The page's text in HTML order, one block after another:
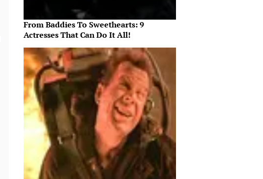
From Baddies To Sweethearts: 9
Actresses That Can Do It All!